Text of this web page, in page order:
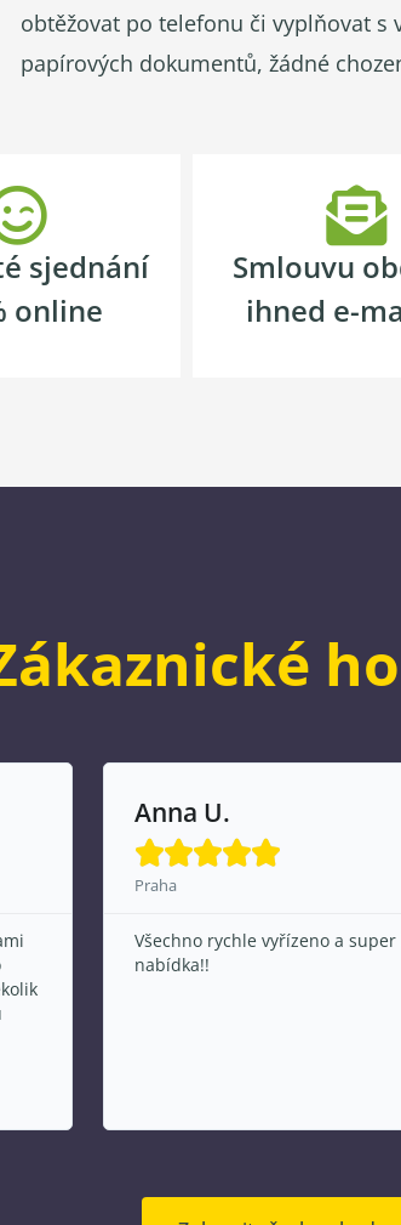
obtěžovat po telefonu či vyplňovat
papírových dokumentů, žádné
sjednání
online
Smlouvu
ihned e-
Marcela S.

Liberec 5
Velmi přehledné, snadná
klidu z domova